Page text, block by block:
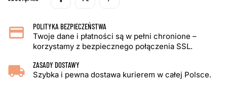
POLITYKA BEZPIECZEŃSTWA
Twoje dane i płatności są w pełni chronione –
korzystamy z bezpiecznego połączenia SSL.
ZASADY DOSTAWY
Szybka i pewna dostawa kurierem w całej Polsce.